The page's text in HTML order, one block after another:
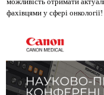
фахівцями у сфері онкології!